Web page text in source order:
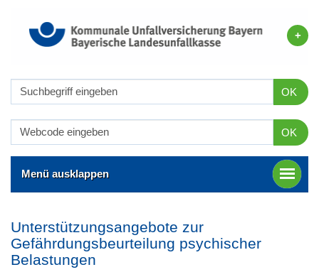
OK
OK
Menü ausklappen
Unterstützungsangebote zur
Gefährdungsbeurteilung psychischer
Belastungen